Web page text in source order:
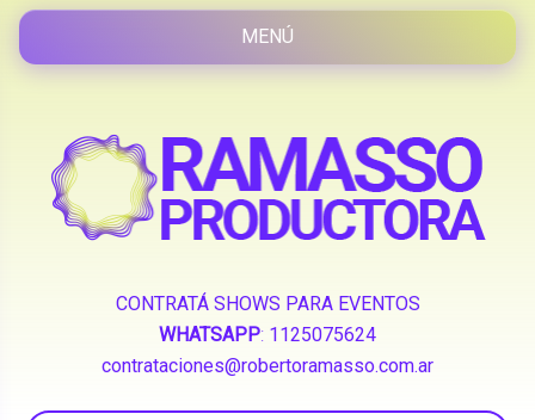
CONTRATÁ SHOWS PARA EVENTOS
WHATSAPP: 1125075624
contrataciones@robertoramasso.com.ar